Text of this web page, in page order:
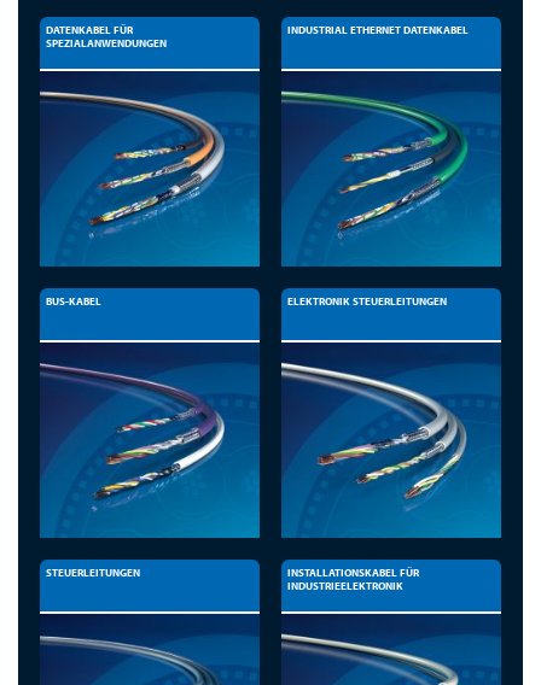
DATENKABEL FÜR
SPEZIALANWENDUNGEN
INDUSTRIAL ETHERNET DATENKABEL
BUS-KABEL ELEKTRONIK STEUERLEITUNGEN
STEUERLEITUNGEN
INSTALLATIONSKABEL FÜR
INDUSTRIEELEKTRONIK